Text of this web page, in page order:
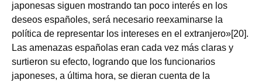
japonesas siguen mostrando tan poco interés en los
deseos españoles, será necesario reexaminarse la
política de representar los intereses en el extranjero»[20].
Las amenazas españolas eran cada vez más claras y
surtieron su efecto, logrando que los funcionarios
japoneses, a última hora, se dieran cuenta de la